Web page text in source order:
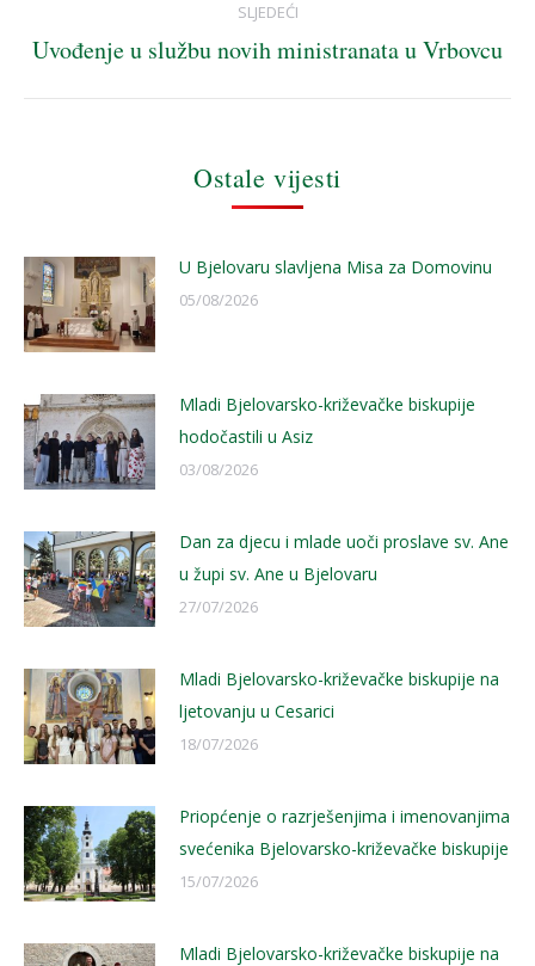
SLJEDEĆI
Next
Uvođenje u službu novih ministranata u Vrbovcu
Ostale vijesti
U Bjelovaru slavljena Misa za Domovinu
05/08/2026
Mladi Bjelovarsko-križevačke biskupije
hodočastili u Asiz
03/08/2026
Dan za djecu i mlade uoči proslave sv. Ane
u župi sv. Ane u Bjelovaru
27/07/2026
Mladi Bjelovarsko-križevačke biskupije na
ljetovanju u Cesarici
18/07/2026
Priopćenje o razrješenjima i imenovanjima
svećenika Bjelovarsko-križevačke biskupije
15/07/2026
Mladi Bjelovarsko-križevačke biskupije na